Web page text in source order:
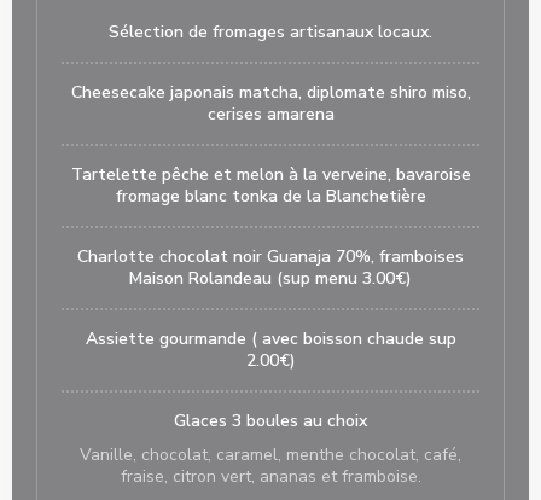
Sélection de fromages artisanaux locaux.
Cheesecake japonais matcha, diplomate shiro miso,
cerises amarena
Tartelette pêche et melon à la verveine, bavaroise
fromage blanc tonka de la Blanchetière
Charlotte chocolat noir Guanaja 70%, framboises
Maison Rolandeau (sup menu 3.00€)
Assiette gourmande ( avec boisson chaude sup
2.00€)
Glaces 3 boules au choix
Vanille, chocolat, caramel, menthe chocolat, café,
fraise, citron vert, ananas et framboise.